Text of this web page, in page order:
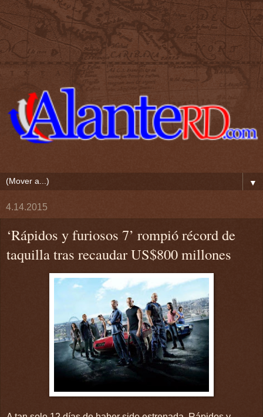
▼
4.14.2015
‘Rápidos y furiosos 7’ rompió récord de
taquilla tras recaudar US$800 millones